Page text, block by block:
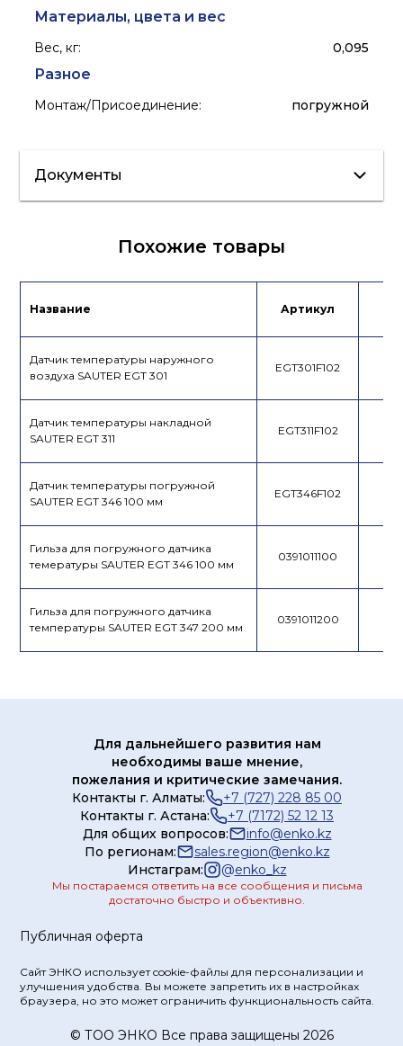
Материалы, цвета и вес
Вес, кг: 0,095
Разное
Монтаж/Присоединение: погружной
Документы
Декларация
Инструкция Лист данных
Похожие товары
Название Артикул
Датчик температуры наружного
воздуха SAUTER EGT 301
EGT301F102
Датчик температуры накладной
SAUTER EGT 311
EGT311F102
Датчик температуры погружной
SAUTER EGT 346 100 мм
EGT346F102
Гильза для погружного датчика
темературы SAUTER EGT 346 100 мм
0391011100
Гильза для погружного датчика
температуры SAUTER EGT 347 200 мм
0391011200
Публичная оферта
Сайт ЭНКО использует cookie-файлы для персонализации и
улучшения удобства. Вы можете запретить их в настройках
браузера, но это может ограничить функциональность сайта.
© ТOO ЭНКО Все права защищены 2026
Для дальнейшего развития нам
необходимы ваше мнение,
пожелания и критические замечания.
Контакты г. Алматы:
+7 (727) 228 85 00
Контакты г. Астана:
+7 (7172) 52 12 13
Для общих вопросов:
info@enko.kz
По регионам:
sales.region@enko.kz
Инстаграм:
@enko_kz
Мы постараемся ответить на все сообщения и письма
достаточно быстро и объективно.